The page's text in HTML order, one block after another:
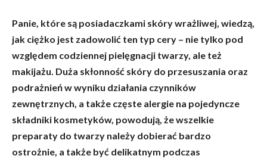
Panie, które są posiadaczkami skóry wrażliwej, wiedzą,
jak ciężko jest zadowolić ten typ cery – nie tylko pod
względem codziennej pielęgnacji twarzy, ale też
makijażu. Duża skłonność skóry do przesuszania oraz
podrażnień w wyniku działania czynników
zewnętrznych, a także częste alergie na pojedyncze
składniki kosmetyków, powodują, że wszelkie
preparaty do twarzy należy dobierać bardzo
ostrożnie, a także być delikatnym podczas